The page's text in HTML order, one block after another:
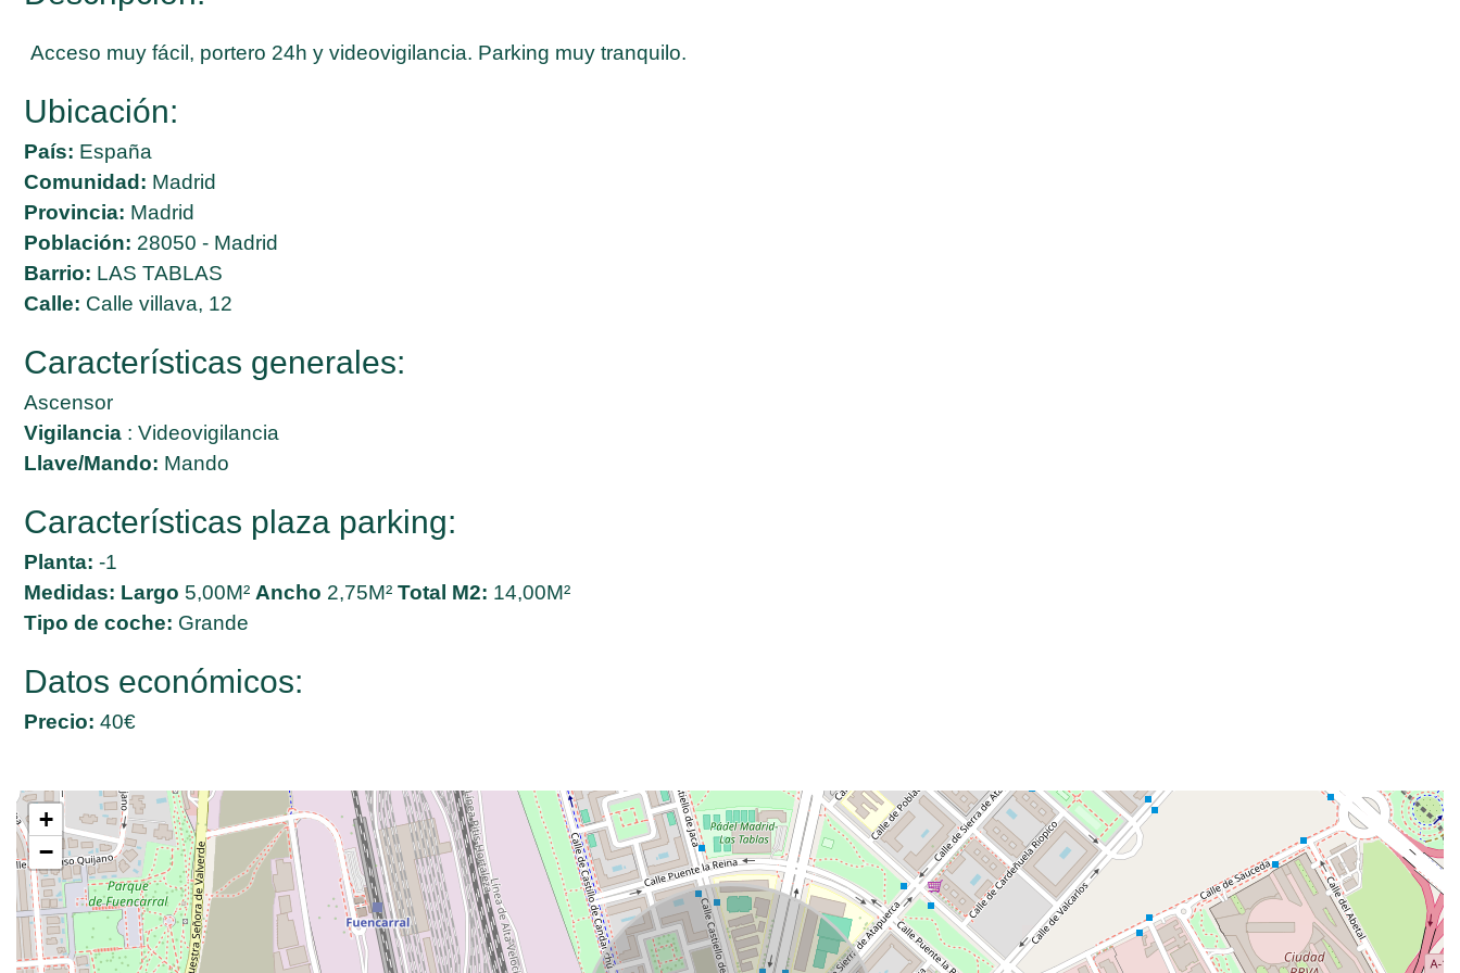
Acceso muy fácil, portero 24h y videovigilancia. Parking muy tranquilo.
Ubicación:
País: España
Comunidad: Madrid
Provincia: Madrid
Población: 28050 - Madrid
Barrio: LAS TABLAS
Calle: Calle villava, 12
Características generales:
Ascensor
Vigilancia: Videovigilancia
Llave/Mando: Mando
Características plaza parking:
Planta: -1
Medidas: Largo 5,00M² Ancho 2,75M² Total M2: 14,00M²
Tipo de coche: Grande
Datos económicos:
Precio: 40€
+
−